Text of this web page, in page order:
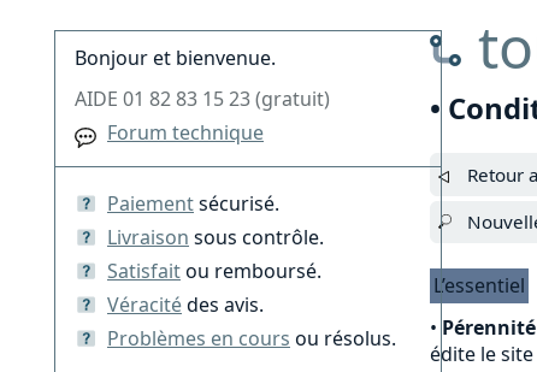
•
Retour
L’essentiel
•
édite le
Bonjour et bienvenue.
AIDE 01 82 83 15 23 (gratuit)
Forum technique
Paiementsécurisé.
Livraison sous contrôle.
Satisfaitou remboursé.
Véracitédes avis.
Problèmes en cours ou résolus.